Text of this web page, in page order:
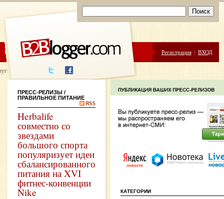
ЦЕНЫ ПОМОЩЬ Регистрация | ВХОД
написания
ПРЕСС-РЕЛИЗЫ /
ПРАВИЛЬНОЕ ПИТАНИЕ
Herbalife
совместно со
звездами
большого спорта
популяризует идеи
сбалансированного
питания на XVI
фитнес-конвенции
Nike КАТЕГОРИИ